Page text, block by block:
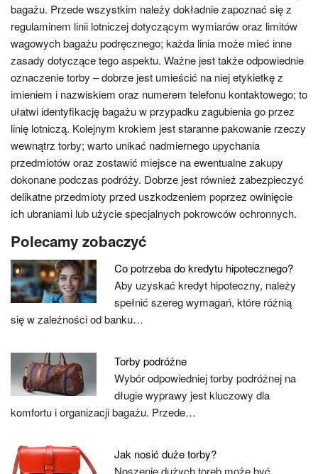
bagażu. Przede wszystkim należy dokładnie zapoznać się z
regulaminem linii lotniczej dotyczącym wymiarów oraz limitów
wagowych bagażu podręcznego; każda linia może mieć inne
zasady dotyczące tego aspektu. Ważne jest także odpowiednie
oznaczenie torby – dobrze jest umieścić na niej etykietkę z
imieniem i nazwiskiem oraz numerem telefonu kontaktowego; to
ułatwi identyfikację bagażu w przypadku zagubienia go przez
linię lotniczą. Kolejnym krokiem jest staranne pakowanie rzeczy
wewnątrz torby; warto unikać nadmiernego upychania
przedmiotów oraz zostawić miejsce na ewentualne zakupy
dokonane podczas podróży. Dobrze jest również zabezpieczyć
delikatne przedmioty przed uszkodzeniem poprzez owinięcie
ich ubraniami lub użycie specjalnych pokrowców ochronnych.
Polecamy zobaczyć
Co potrzeba do kredytu hipotecznego?
Aby uzyskać kredyt hipoteczny, należy
spełnić szereg wymagań, które różnią
się w zależności od banku…
Torby podróżne
Wybór odpowiedniej torby podróżnej na
długie wyprawy jest kluczowy dla
komfortu i organizacji bagażu. Przede…
Jak nosić duże torby?
Noszenie dużych toreb może być